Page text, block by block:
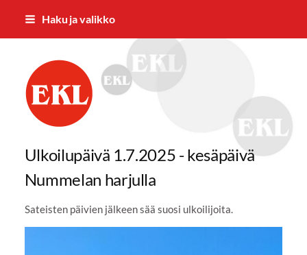
Siirry
Haku ja valikko
Nummelan Eläkkeensaajat ry
Ulkoilupäivä 1.7.2025 - kesäpäivä
Nummelan harjulla
Sateisten päivien jälkeen sää suosi ulkoilijoita.